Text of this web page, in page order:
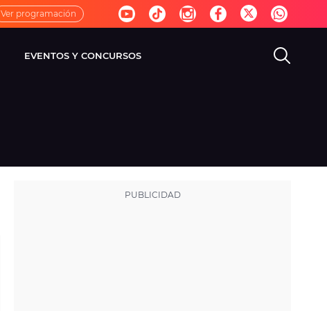
Ver programación
EVENTOS Y CONCURSOS